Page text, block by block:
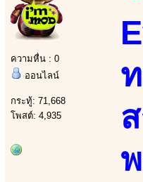
ความหื่น : 0
ออนไลน์
กระทู้: 71,668
โพสต์: 4,935